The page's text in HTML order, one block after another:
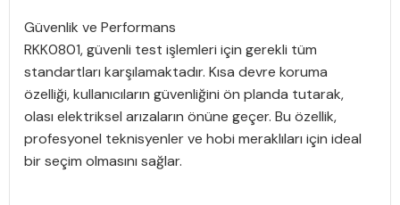
Güvenlik ve Performans
RKK0801, güvenli test işlemleri için gerekli tüm
standartları karşılamaktadır. Kısa devre koruma
özelliği, kullanıcıların güvenliğini ön planda tutarak,
olası elektriksel arızaların önüne geçer. Bu özellik,
profesyonel teknisyenler ve hobi meraklıları için ideal
bir seçim olmasını sağlar.